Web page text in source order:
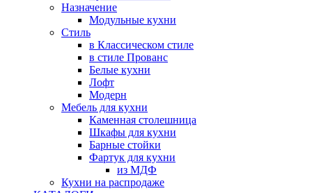
Назначение
Модульные кухни
Стиль
в Классическом стиле
в стиле Прованс
Белые кухни
Лофт
Модерн
Мебель для кухни
Каменная столешница
Шкафы для кухни
Барные стойки
Фартук для кухни
из МДФ
Кухни на распродаже